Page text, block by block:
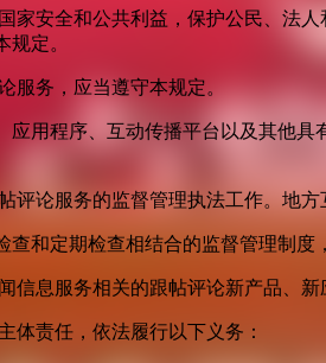
家安全和公共利益，保护公民、法
定。
服务，应当遵守本规定。
用程序、互动传播平台以及其他
评论服务的监督管理执法工作。地
查和定期检查相结合的监督管理制
信息服务相关的跟帖评论新产品、
体责任，依法履行以下义务：